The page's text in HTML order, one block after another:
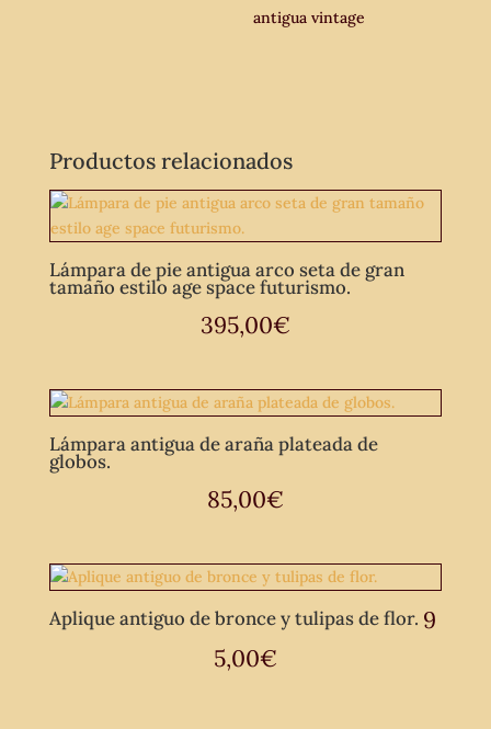
antigua vintage
Productos relacionados
Lámpara de pie antigua arco seta de gran
tamaño estilo age space futurismo.
395,00€
Lámpara antigua de araña plateada de
globos.
85,00€
Aplique antiguo de bronce y tulipas de flor. 9
5,00€